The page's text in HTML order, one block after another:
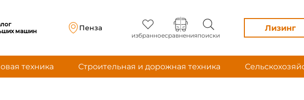
машин
Пенза
избранноесравненияпоиски
Лизинг
техника Строительная и дорожная техника